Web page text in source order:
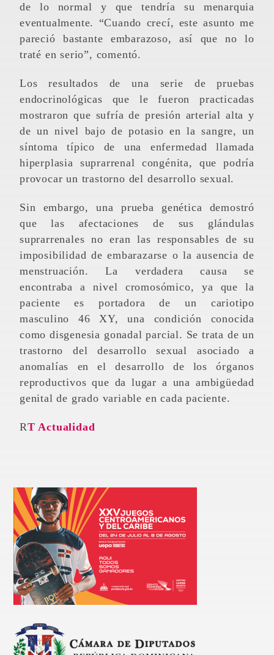
de lo normal y que tendría su menarquia
eventualmente. “Cuando crecí, este asunto me
pareció bastante embarazoso, así que no lo
traté en serio”, comentó.
Los resultados de una serie de pruebas
endocrinológicas que le fueron practicadas
mostraron que sufría de presión arterial alta y
de un nivel bajo de potasio en la sangre, un
síntoma típico de una enfermedad llamada
hiperplasia suprarrenal congénita, que podría
provocar un trastorno del desarrollo sexual.
Sin embargo, una prueba genética demostró
que las afectaciones de sus glándulas
suprarrenales no eran las responsables de su
imposibilidad de embarazarse o la ausencia de
menstruación. La verdadera causa se
encontraba a nivel cromosómico, ya que la
paciente es portadora de un cariotipo
masculino 46 XY, una condición conocida
como disgenesia gonadal parcial. Se trata de un
trastorno del desarrollo sexual asociado a
anomalías en el desarrollo de los órganos
reproductivos que da lugar a una ambigüedad
genital de grado variable en cada paciente.
RT Actualidad